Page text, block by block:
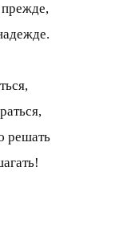
прежде,
решать